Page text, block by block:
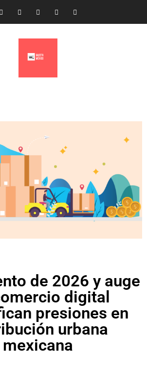
de 2026 y auge
digital
presiones en
urbana
mexicana